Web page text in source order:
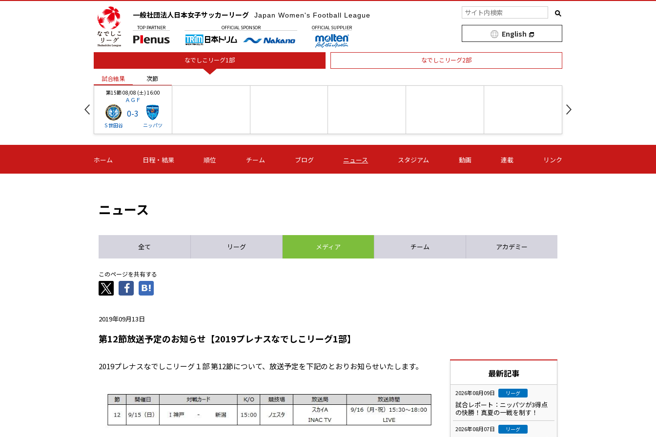
一般社団法人日本女子サッカーリーグ Japan Women's Football League
TOP PARTNER OFFICIAL SPONSOR OFFICIAL SUPPLIER
English
なでしこリーグ1部 なでしこリーグ2部
試合結果 次節
第15節 08/08 (土) 16:00
ＡＧＦ
Ｓ世田谷
0-3
ニッパツ
-
第16節 09/05 (土) 15:00
ニッパツ
-
第16節 09/05 (土) 15:00
石人の星
-
第16節 09/05 (土) 16:00
ＡＧＦ
-
いちご
-
第16節 09/06 (日) 15:00
-
第16節 09/06 (日) 15:00
- -
試合結果 次節
ホーム 日程・結果 順位 チーム ブログ ニュース スタジアム 動画 連載 リンク
ニュース
全て リーグ メディア チーム アカデミー
このページを共有する
2019年09月13日
第12節放送予定のお知らせ【2019プレナスなでしこリーグ1部】
2019プレナスなでしこリーグ１部 第12節について、放送予定を下記のとおりお知らせいたします。
最新記事
2026年08月09日 リーグ
試合レポート：ニッパツが3得点
の快勝！真夏の一戦を制す！
2026年08月07日 リーグ